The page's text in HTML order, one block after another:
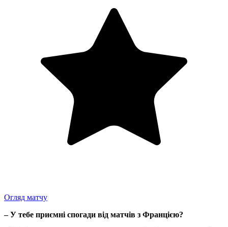
Огляд матчу
– У тебе приємні спогади від матчів з Францією?